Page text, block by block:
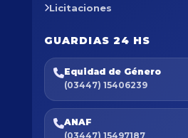
Licitaciones
GUARDIAS 24 HS
Equidad de Género
(03447) 15406239
ANAF
(03447) 15497187